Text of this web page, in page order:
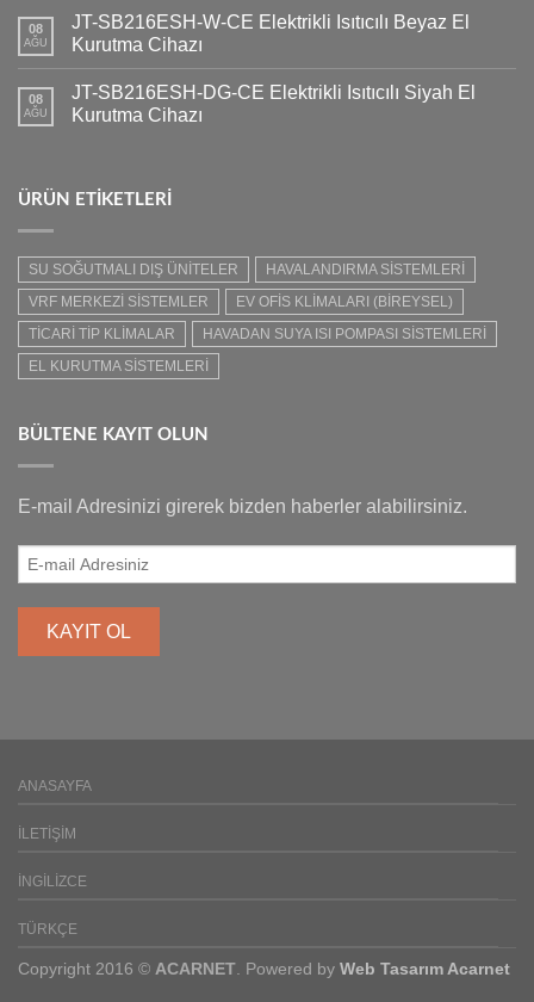
08
AĞU
JT-SB216ESH-W-CE Elektrikli Isıtıcılı Beyaz El
Kurutma Cihazı
08
AĞU
JT-SB216ESH-DG-CE Elektrikli Isıtıcılı Siyah El
Kurutma Cihazı
ÜRÜN ETIKETLERI
SU SOĞUTMALI DIŞ ÜNİTELER
HAVALANDIRMA SİSTEMLERİ
VRF MERKEZİ SİSTEMLER
EV OFİS KLİMALARI (BİREYSEL)
TİCARİ TİP KLİMALAR
HAVADAN SUYA ISI POMPASI SİSTEMLERİ
EL KURUTMA SİSTEMLERİ
BÜLTENE KAYIT OLUN
E-mail Adresinizi girerek bizden haberler alabilirsiniz.
ANASAYFA
İLETIŞIM
İNGILIZCE
TÜRKÇE
Copyright 2016 © ACARNET . Powered by Web Tasarım Acarnet